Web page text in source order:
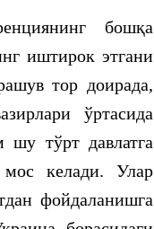
бошқа
иштирок этгани
тор доирада,
ўртасида
шу тўрт давлатга
келади. Улар
фойдаланишга